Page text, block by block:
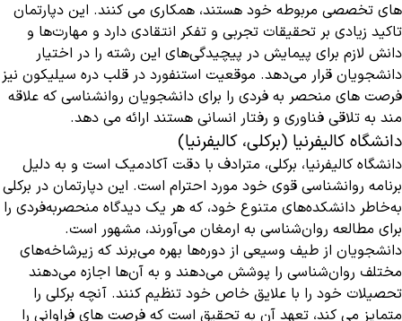
های تخصصی مربوطه خود هستند، همکاری می کنند. این دپارتمان
تاکید زیادی بر تحقیقات تجربی و تفکر انتقادی دارد و مهارت‌ها و
دانش لازم برای پیمایش در پیچیدگی‌های این رشته را در اختیار
دانشجویان قرار می‌دهد. موقعیت استنفورد در قلب دره سیلیکون نیز
فرصت های منحصر به فردی را برای دانشجویان روانشناسی که علاقه
مند به تلاقی فناوری و رفتار انسانی هستند ارائه می دهد.
دانشگاه کالیفرنیا (برکلی، کالیفرنیا)
دانشگاه کالیفرنیا، برکلی، مترادف با دقت آکادمیک است و به دلیل
برنامه روانشناسی قوی خود مورد احترام است. این دپارتمان در برکلی
به‌خاطر دانشکده‌های متنوع خود، که هر یک دیدگاه منحصربه‌فردی را
برای مطالعه روان‌شناسی به ارمغان می‌آورند، مشهور است.
دانشجویان از طیف وسیعی از دوره‌ها بهره می‌برند که زیرشاخه‌های
مختلف روان‌شناسی را پوشش می‌دهند و به آن‌ها اجازه می‌دهند
تحصیلات خود را با علایق خاص خود تنظیم کنند. آنچه برکلی را
متمایز می کند، تعهد آن به تحقیق است که فرصت های فراوانی را